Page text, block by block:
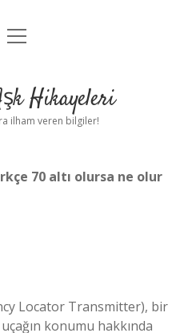
Uyarı
menüyü
Hikayeleri
ilham veren bilgiler!
70 altı olursa ne olur
Locator Transmitter), bir
konumu hakkında